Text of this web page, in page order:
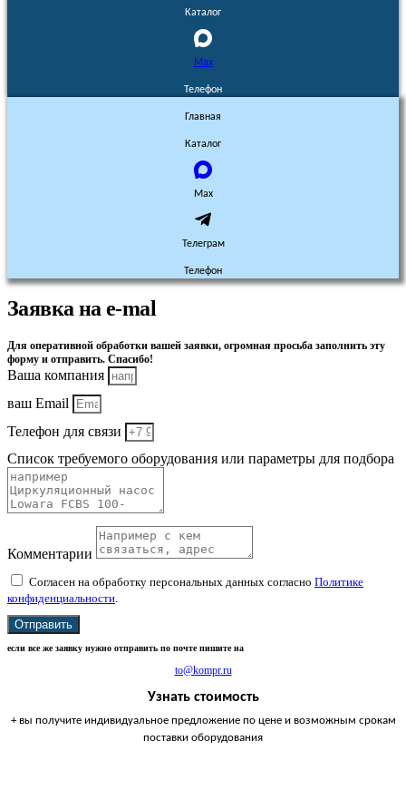
Каталог
Max
Телефон
Главная
Каталог
Max
Телеграм
Телефон
Заявка на e-mal
Для оперативной обработки вашей заявки, огромная просьба заполнить эту
форму и отправить. Спасибо!
Ваша компания
ваш Email
Телефон для связи
Список требуемого оборудования или параметры для подбора
Комментарии
Согласен на обработку персональных данных согласно Политике
конфиденциальности
Отправить
если все же заявку нужно отправить по почте пишите на
to@kompr.ru
Узнать стоимость
+ вы получите индивидуальное предложение по цене и возможным срокам
поставки оборудования